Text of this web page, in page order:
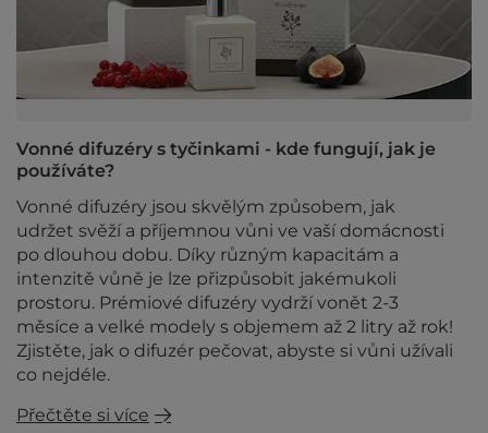
Vonné difuzéry s tyčinkami - kde fungují, jak je
používáte?
Vonné difuzéry jsou skvělým způsobem, jak
udržet svěží a příjemnou vůni ve vaší domácnosti
po dlouhou dobu. Díky různým kapacitám a
intenzitě vůně je lze přizpůsobit jakémukoli
prostoru. Prémiové difuzéry vydrží vonět 2-3
měsíce a velké modely s objemem až 2 litry až rok!
Zjistěte, jak o difuzér pečovat, abyste si vůni užívali
co nejdéle.
Přečtěte si více